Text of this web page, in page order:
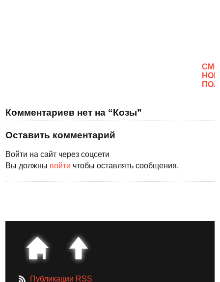
Комментариев нет на “Козы”
Оставить комментарий
Войти на сайт через соцсети
Вы должны войти чтобы оставлять сообщения.
Публикации RSS